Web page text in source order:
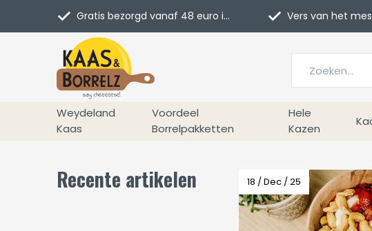
Weydeland
Kaas
Voordeel
Borrelpakketten
Hele
Kazen
Gratis bezorgd vanaf 48 euro in NL Vers van het mes
Recente artikelen 18 / Dec / 25